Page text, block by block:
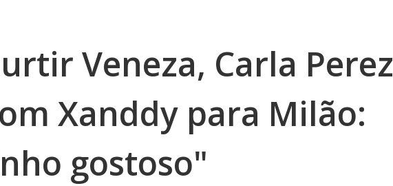
Veneza, Carla Perez
Xanddy para Milão:
gostoso"